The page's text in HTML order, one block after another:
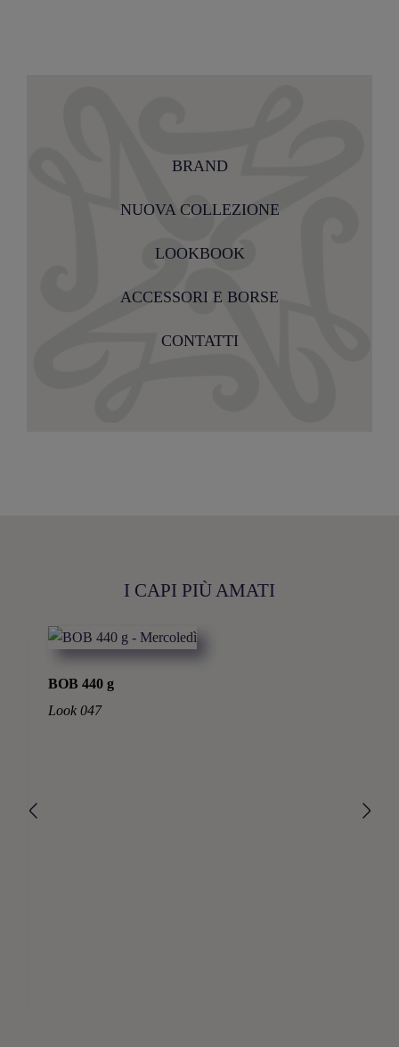
BRAND
NUOVA COLLEZIONE
LOOKBOOK
ACCESSORI E BORSE
CONTATTI
I CAPI PIÙ AMATI
BOB 440 g
Look 047